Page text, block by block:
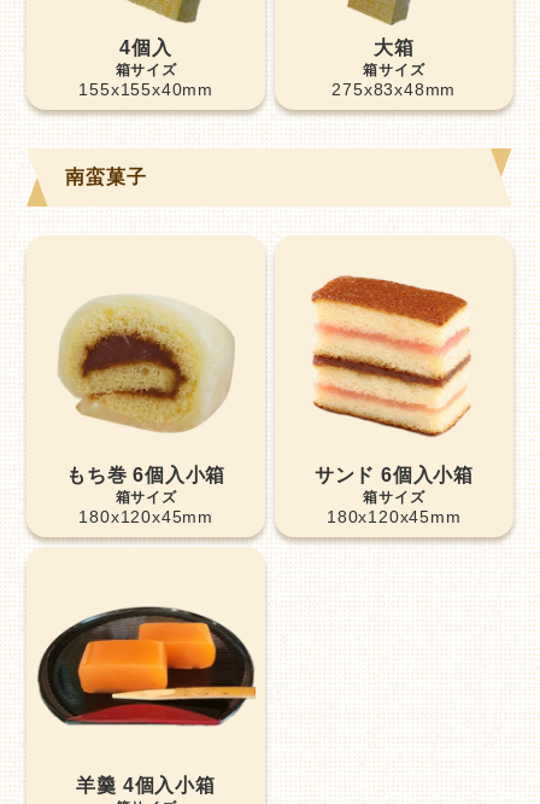
4個入
155x155x40mm
大箱
275x83x48mm
南蛮菓子
もち巻 6個入小箱
180x120x45mm
サンド 6個入小箱
180x120x45mm
羊羹 4個入小箱